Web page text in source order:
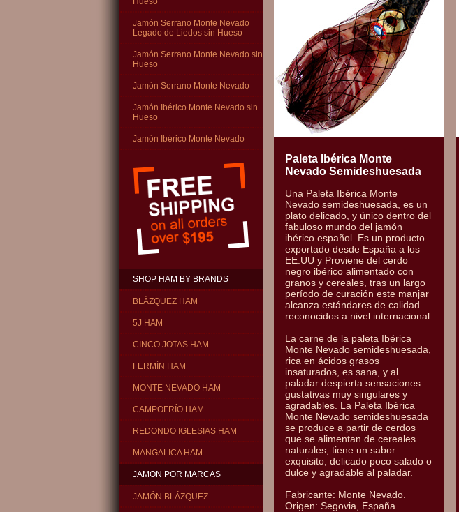
Jamón Serrano Monte Nevado
Legado de Liedos sin Hueso
Jamón Serrano Monte Nevado sin
Hueso
Jamón Serrano Monte Nevado
Jamón Ibérico Monte Nevado sin
Hueso
Jamón Ibérico Monte Nevado
SHOP HAM BY BRANDS
BLÁZQUEZ HAM
5J HAM
CINCO JOTAS HAM
FERMÍN HAM
MONTE NEVADO HAM
CAMPOFRÍO HAM
REDONDO IGLESIAS HAM
MANGALICA HAM
JAMON POR MARCAS
JAMÓN BLÁZQUEZ
Paleta Ibérica Monte
Nevado Semideshuesada
Una Paleta Ibérica Monte
Nevado semideshuesada, es un
plato delicado, y único dentro del
fabuloso mundo del jamón
ibérico español. Es un producto
exportado desde España a los
EE.UU y Proviene del cerdo
negro ibérico alimentado con
granos y cereales, tras un largo
período de curación este manjar
alcanza estándares de calidad
reconocidos a nivel internacional.
La carne de la paleta Ibérica
Monte Nevado semideshuesada,
rica en ácidos grasos
insaturados, es sana, y al
paladar despierta sensaciones
gustativas muy singulares y
agradables. La Paleta Ibérica
Monte Nevado semideshuesada
se produce a partir de cerdos
que se alimentan de cereales
naturales, tiene un sabor
exquisito, delicado poco salado o
dulce y agradable al paladar.
Fabricante: Monte Nevado.
Origen: Segovia, España